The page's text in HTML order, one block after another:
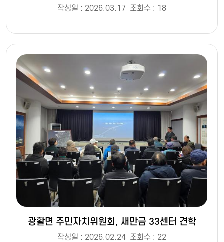
작성일 : 2026.03.17 조회수 : 18
광활면 주민자치위원회, 새만금 33센터 견학
작성일 : 2026.02.24 조회수 : 22